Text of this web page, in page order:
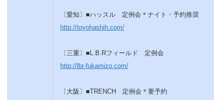
〔愛知〕■ハッスル 定例会＊ナイト・予約推奨
http://toyohashih.com/
〔三重〕■L.B.Rフィールド 定例会
http://lbr-fukamizo.com/
〔大阪〕■TRENCH 定例会＊要予約